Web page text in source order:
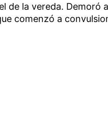
de la vereda. Demoró
comenzó a